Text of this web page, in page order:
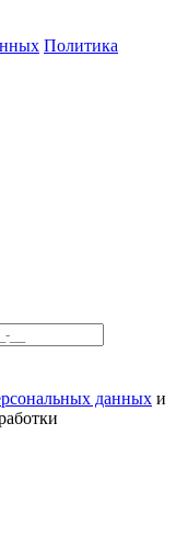
Политика
данных и